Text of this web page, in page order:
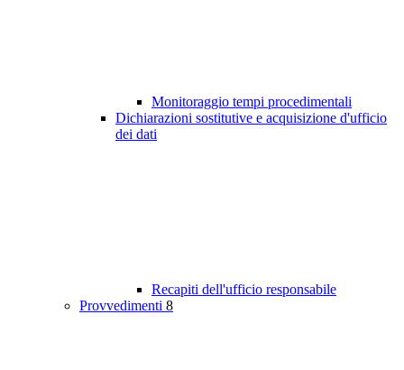
Monitoraggio tempi procedimentali
Dichiarazioni sostitutive e acquisizione d'ufficio
dei dati
Recapiti dell'ufficio responsabile
Provvedimenti 8